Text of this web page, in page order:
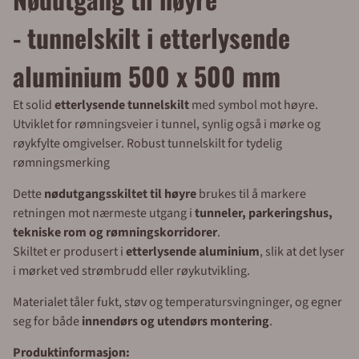
kommuner: Betal med faktura via EHF eller e-post (30
dagers betalingsfrist). For privatpersoner: Betal enkelt
med Klarna eller Vipps. Vi tilbyr rask levering – forventet
leveringstid er ca. 1 uke. Trenger du varene raskt? Velg
bedriftspakke over natt eller budbil i Oslo, Akershus og
Østfold. Merkefabrikken er lokalisert i Hølen, Vestby
kommune, og vi er tilgjengelige mandag til fredag fra
08.00 til 16.00. Telefon: 64 80 90 50 E-post:
post@merkefabrikken.no
- tunnelskilt i etterlysende
aluminium 500 x 500 mm
Et solidetterlysende tunnelskiltmed symbol mot høyre.
Utviklet for rømningsveier i tunnel, synlig også i mørke og
røykfylte omgivelser. Robust tunnelskilt for tydelig
rømningsmerking
Dettenødutgangsskiltet til høyrebrukes til å markere
retningen mot nærmeste utgang itunneler, parkeringshus,
tekniske rom og rømningskorridorer.
Skiltet er produsert ietterlysende aluminium, slik at det lyser
i mørket ved strømbrudd eller røykutvikling.
Materialet tåler fukt, støv og temperatursvingninger, og egner
seg for bådeinnendørs og utendørs montering.
Produktinformasjon: